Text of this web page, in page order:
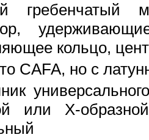
гребенчатый
кольцо,
CAFA, но с
или Х-